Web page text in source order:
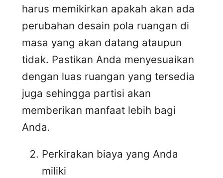
harus memikirkan apakah akan ada
perubahan desain pola ruangan di
masa yang akan datang ataupun
tidak. Pastikan Anda menyesuaikan
dengan luas ruangan yang tersedia
juga sehingga partisi akan
memberikan manfaat lebih bagi
Anda.
Perkirakan biaya yang Anda
miliki